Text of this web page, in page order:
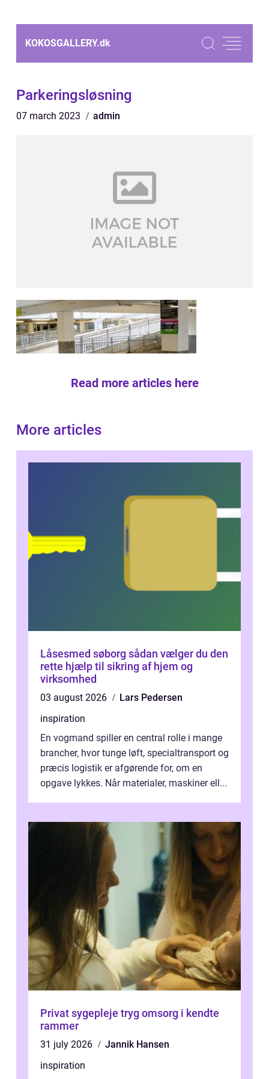
KOKOSGALLERY.dk
Parkeringsløsning
07 march 2023 admin
Read more articles here
More articles
Låsesmed søborg sådan vælger du den
rette hjælp til sikring af hjem og
virksomhed
03 august 2026
Lars Pedersen
inspiration
En vogmand spiller en central rolle i mange
brancher, hvor tunge løft, specialtransport og
præcis logistik er afgørende for, om en
opgave lykkes. Når materialer, maskiner ell...
Privat sygepleje tryg omsorg i kendte
rammer
31 july 2026
Jannik Hansen
inspiration